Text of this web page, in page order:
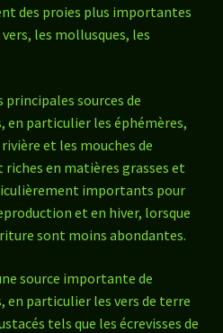
des proies plus importantes
les mollusques, les
principales sources de
particulier les éphémères,
et les mouches de
riches en matières grasses et
importants pour
et en hiver, lorsque
sont moins abondantes.
source importante de
particulier les vers de terre
tels que les écrevisses de